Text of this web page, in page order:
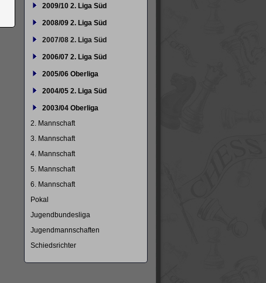
2009/10 2. Liga Süd
2008/09 2. Liga Süd
2007/08 2. Liga Süd
2006/07 2. Liga Süd
2005/06 Oberliga
2004/05 2. Liga Süd
2003/04 Oberliga
2. Mannschaft
3. Mannschaft
4. Mannschaft
5. Mannschaft
6. Mannschaft
Pokal
Jugendbundesliga
Jugendmannschaften
Schiedsrichter